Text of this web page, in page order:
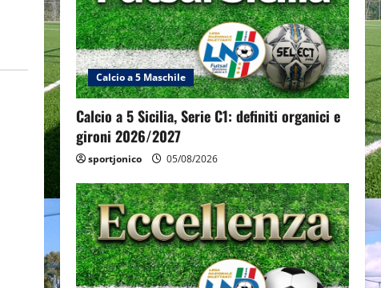
Calcio a 5 Maschile
Calcio a 5 Sicilia, Serie C1: definiti organici e
gironi 2026/2027
sportjonico 05/08/2026